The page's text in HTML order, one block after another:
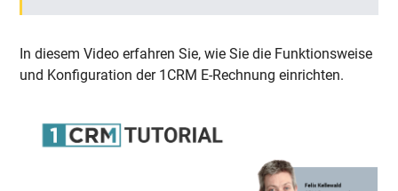
In diesem Video erfahren Sie, wie Sie die Funktionsweise
und Konfiguration der 1CRM E-Rechnung einrichten.